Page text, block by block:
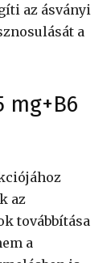
az ásványi
a
mg+B6
az
továbbítása
a